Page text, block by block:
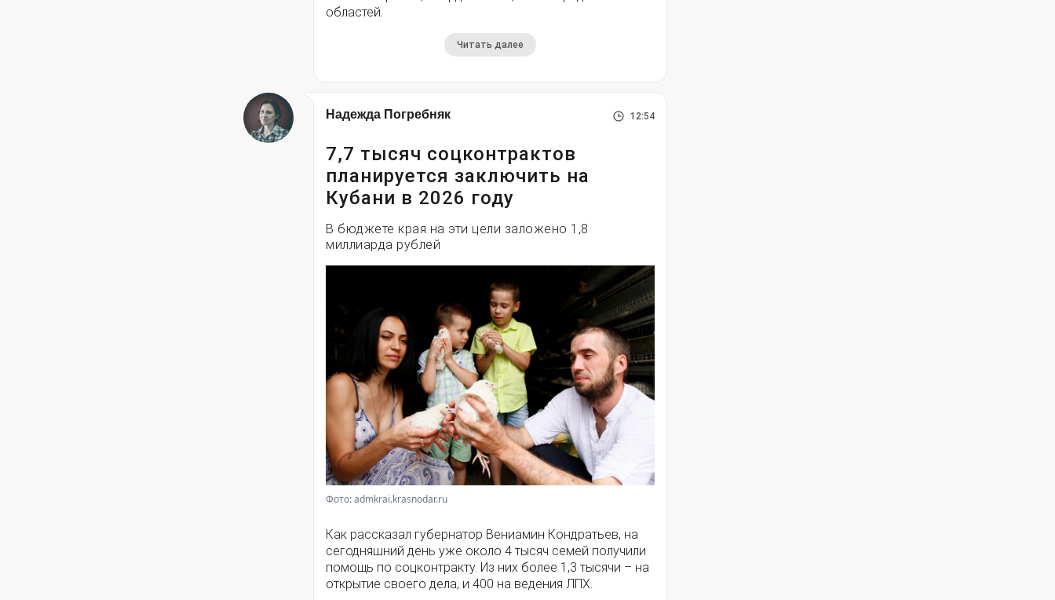
областей.
Читать далее
Надежда Погребняк 12:54
7,7 тысяч соцконтрактов
планируется заключить на
Кубани в 2026 году
В бюджете края на эти цели заложено 1,8
миллиарда рублей
Фото: admkrai.krasnodar.ru
Как рассказал губернатор Вениамин Кондратьев, на
сегодняшний день уже около 4 тысяч семей получили
помощь по соцконтракту. Из них более 1,3 тысячи – на
открытие своего дела, и 400 на ведения ЛПХ.